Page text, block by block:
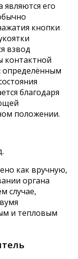
его
кнопки
взвод
контактной
определённым
благодаря
положении.
как вручную,
органа
случае,
и тепловым